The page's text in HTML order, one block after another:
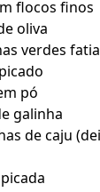
flocos finos
oliva
verdes
pó
galinha
de caju